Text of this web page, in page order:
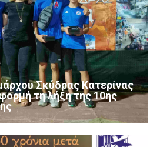
Σκύδρας Κατερίνας
τη λήξη της 10ης